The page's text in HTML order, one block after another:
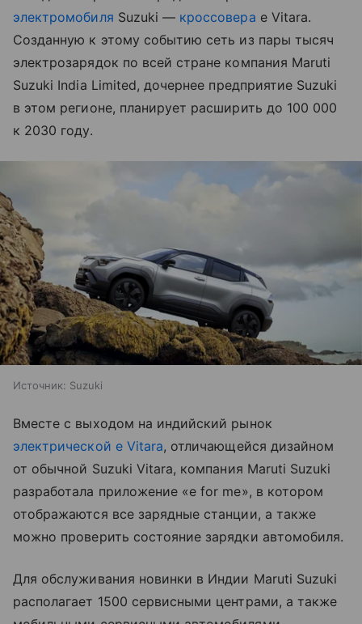
электромобиля Suzuki — кроссовера е Vitara.
Созданную к этому событию сеть из пары тысяч
электрозарядок по всей стране компания Maruti
Suzuki India Limited, дочернее предприятие Suzuki
в этом регионе, планирует расширить до 100 000
к 2030 году.
Источник: Suzuki
Вместе с выходом на индийский рынок
электрической е Vitara, отличающейся дизайном
от обычной Suzuki Vitara, компания Maruti Suzuki
разработала приложение «e for me», в котором
отображаются все зарядные станции, а также
можно проверить состояние зарядки автомобиля.
Для обслуживания новинки в Индии Maruti Suzuki
располагает 1500 сервисными центрами, а также